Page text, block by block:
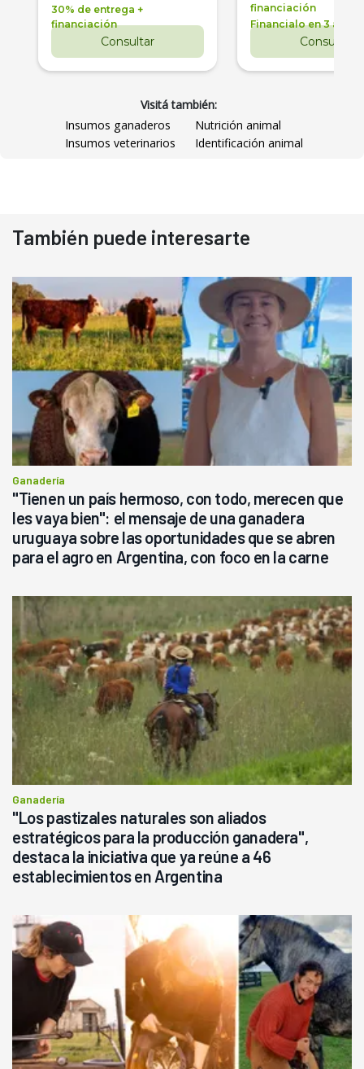
30% de entrega +
financiación
Consultar
financiación
Financialo en 3 años
Consultar
Visitá también:
Insumos ganaderos
Nutrición animal
Insumos veterinarios
Identificación animal
También puede interesarte
Ganadería
"Tienen un país hermoso, con todo, merecen que
les vaya bien": el mensaje de una ganadera
uruguaya sobre las oportunidades que se abren
para el agro en Argentina, con foco en la carne
Ganadería
"Los pastizales naturales son aliados
estratégicos para la producción ganadera",
destaca la iniciativa que ya reúne a 46
establecimientos en Argentina